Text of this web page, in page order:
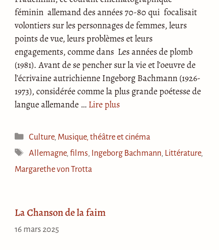
féminin allemand des années 70-80 qui focalisait
volontiers sur les personnages de femmes, leurs
points de vue, leurs problèmes et leurs
engagements, comme dans Les années de plomb
(1981). Avant de se pencher sur la vie et l’oeuvre de
l’écrivaine autrichienne Ingeborg Bachmann (1926-
1973), considérée comme la plus grande poétesse de
langue allemande … Lire plus
Catégories
Culture, Musique, théâtre et cinéma
Étiquettes
Allemagne,films Ingeborg Bachmann Littérature,
Margarethe von Trotta
La Chanson de la faim
16 mars 2025